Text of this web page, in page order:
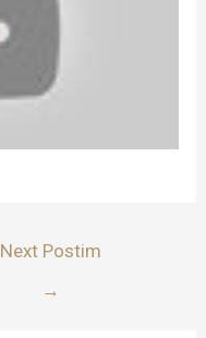
Next Postim
→